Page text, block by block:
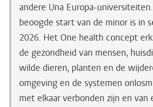
andere Una Europa-
beoogde start van de minor is in
2026. Het One health concept
de gezondheid van mensen,
wilde dieren, planten en de
omgeving en de systemen
met elkaar verbonden zijn en van